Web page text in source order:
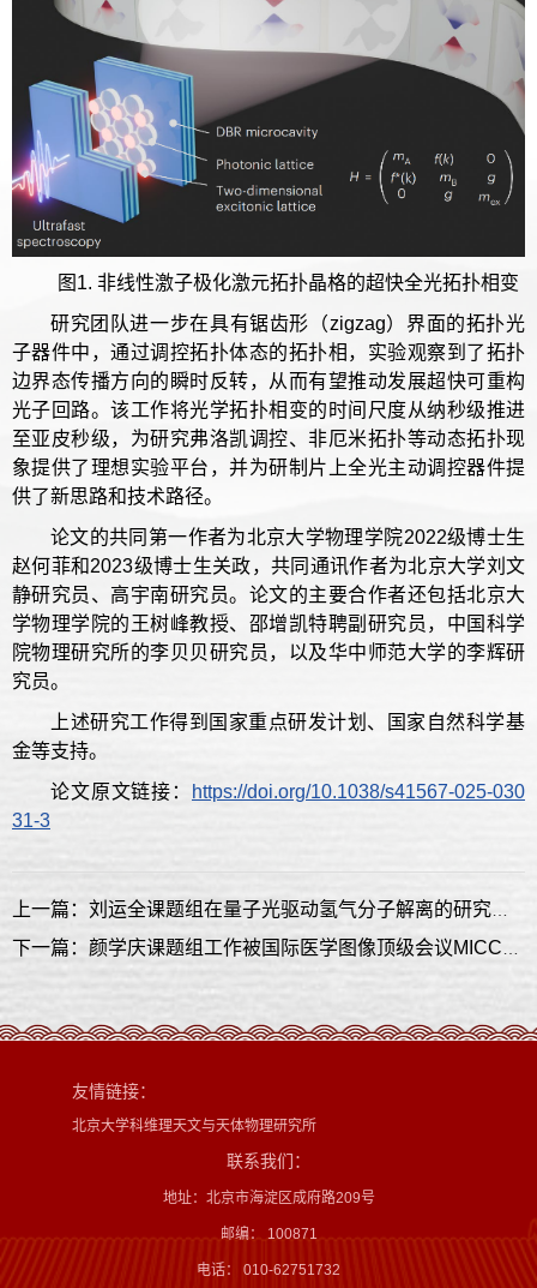
图1. 非线性激子极化激元拓扑晶格的超快全光拓扑相变
研究团队进一步在具有锯齿形（zigzag）界面的拓扑光
子器件中，通过调控拓扑体态的拓扑相，实验观察到了拓扑
边界态传播方向的瞬时反转，从而有望推动发展超快可重构
光子回路。该工作将光学拓扑相变的时间尺度从纳秒级推进
至亚皮秒级，为研究弗洛凯调控、非厄米拓扑等动态拓扑现
象提供了理想实验平台，并为研制片上全光主动调控器件提
供了新思路和技术路径。
论文的共同第一作者为北京大学物理学院2022级博士生
赵何菲和2023级博士生关政，共同通讯作者为北京大学刘文
静研究员、高宇南研究员。论文的主要合作者还包括北京大
学物理学院的王树峰教授、邵增凯特聘副研究员，中国科学
院物理研究所的李贝贝研究员，以及华中师范大学的李辉研
究员。
上述研究工作得到国家重点研发计划、国家自然科学基
金等支持。
论文原文链接：
https://doi.org/10.1038/s41567-025-030
31-3
友情链接：
北京大学科维理天文与天体物理研究所
联系我们：
地址：北京市海淀区成府路209号
邮编： 100871
电话： 010-62751732